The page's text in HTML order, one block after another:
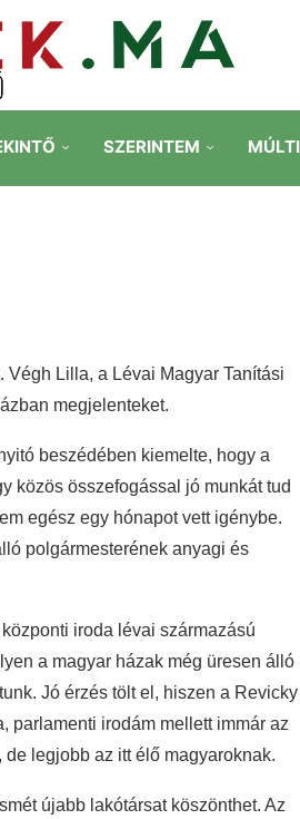
SZERINTEM
Végh Lilla, a Lévai Magyar Tanítási
megjelenteket.
beszédében kiemelte, hogy a
közös összefogással jó munkát tud
egész egy hónapot vett igénybe.
polgármesterének anyagi és
iroda lévai származású
a magyar házak még üresen álló
Jó érzés tölt el, hiszen a Revicky
parlamenti irodám mellett immár az
legjobb az itt élő magyaroknak.
újabb lakótársat köszönthet. Az